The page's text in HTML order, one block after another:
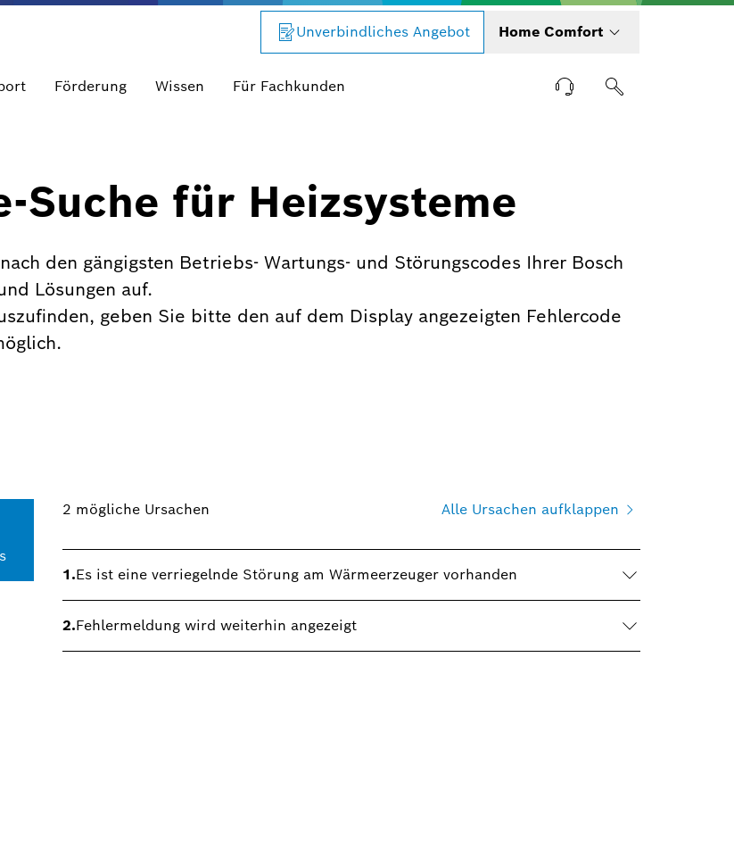
Unverbindliches Angebot Home Comfort
Förderung Wissen Für Fachkunden
Suche für Heizsysteme
den gängigsten Betriebs- Wartungs- und Störungscodes Ihrer Bosch
Lösungen auf.
geben Sie bitte den auf dem Display angezeigten Fehlercode
2 mögliche Ursachen Alle Ursachen aufklappen
1.Es ist eine verriegelnde Störung am Wärmeerzeuger vorhanden
2.Fehlermeldung wird weiterhin angezeigt